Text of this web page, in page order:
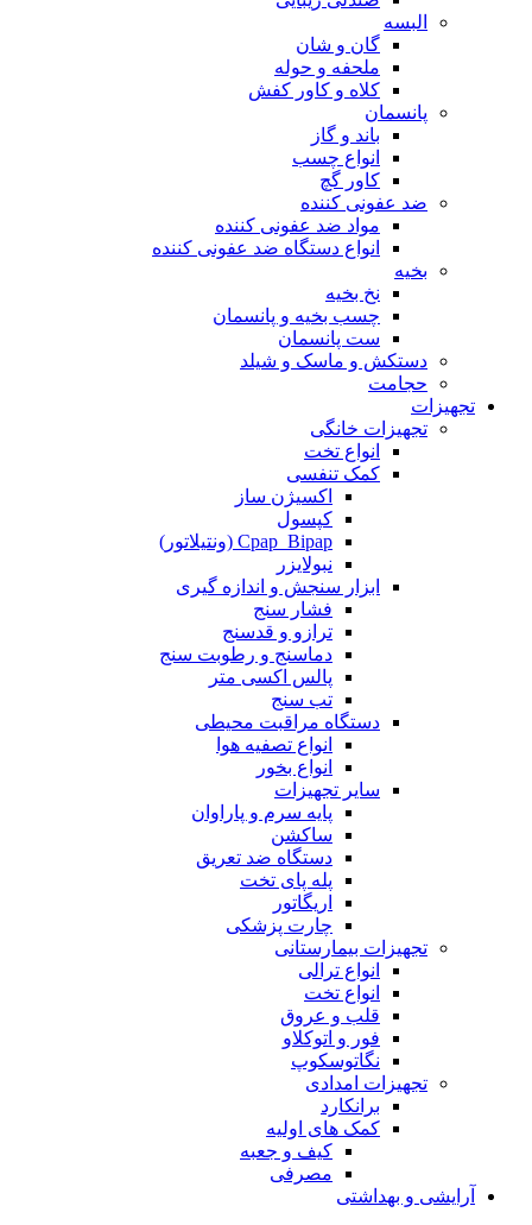
البسه
گان و شان
ملحفه و حوله
کلاه و کاور کفش
پانسمان
باند و گاز
انواع چسب
کاور گچ
ضد عفونی کننده
مواد ضد عفونی کننده
انواع دستگاه ضد عفونی کننده
بخیه
نخ بخیه
چسب بخیه و پانسمان
ست پانسمان
دستکش و ماسک و شیلد
حجامت
تجهیزات
تجهیزات خانگی
انواع تخت
کمک تنفسی
اکسیژن ساز
کپسول
Cpap_Bipap (ونتیلاتور)
نبولایزر
ابزار سنجش و اندازه گیری
فشار سنج
ترازو و قدسنج
دماسنج و رطوبت سنج
پالس اکسی متر
تب سنج
دستگاه مراقبت محیطی
انواع تصفیه هوا
انواع بخور
سایر تجهیزات
پایه سرم و پاراوان
ساکشن
دستگاه ضد تعریق
پله پای تخت
اریگاتور
چارت پزشکی
تجهیزات بیمارستانی
انواع ترالی
انواع تخت
قلب و عروق
فور و اتوکلاو
نگاتوسکوپ
تجهیزات امدادی
برانکارد
کمک های اولیه
کیف و جعبه
مصرفی
آرایشی و بهداشتی